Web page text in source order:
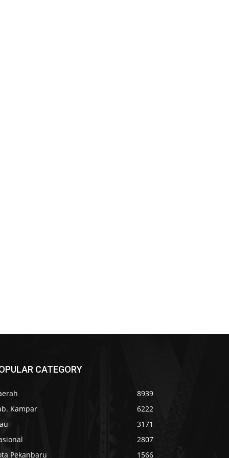
CATEGORY
8939
Kampar
6222
3171
2807
Pekanbaru
1566